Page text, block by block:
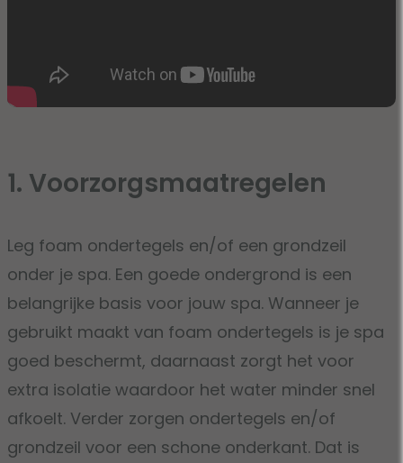
1. Voorzorgsmaatregelen
Leg foam ondertegels en/of een grondzeil
onder je spa. Een goede ondergrond is een
belangrijke basis voor jouw spa. Wanneer je
gebruikt maakt van foam ondertegels is je spa
goed beschermt, daarnaast zorgt het voor
extra isolatie waardoor het water minder snel
afkoelt. Verder zorgen ondertegels en/of
grondzeil voor een schone onderkant. Dat is